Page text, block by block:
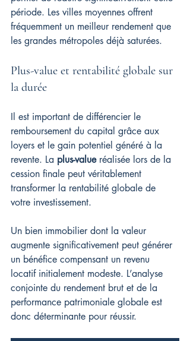
période. Les villes moyennes offrent
fréquemment un meilleur rendement que
les grandes métropoles déjà saturées.
Plus-value et rentabilité globale sur
la durée
Il est important de différencier le
remboursement du capital grâce aux
loyers et le gain potentiel généré à la
revente. La plus-value réalisée lors de la
cession finale peut véritablement
transformer la rentabilité globale de
votre investissement.
Un bien immobilier dont la valeur
augmente significativement peut générer
un bénéfice compensant un revenu
locatif initialement modeste. L’analyse
conjointe du rendement brut et de la
performance patrimoniale globale est
donc déterminante pour réussir.